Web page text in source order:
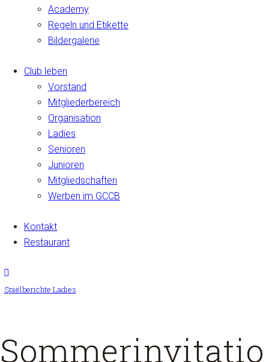
Academy
Regeln und Etikette
Bildergalerie
Club leben
Vorstand
Mitgliederbereich
Organisation
Ladies
Senioren
Junioren
Mitgliedschaften
Werben im GCCB
Kontakt
Restaurant
Spielberichte Ladies
Sommerinvitatio